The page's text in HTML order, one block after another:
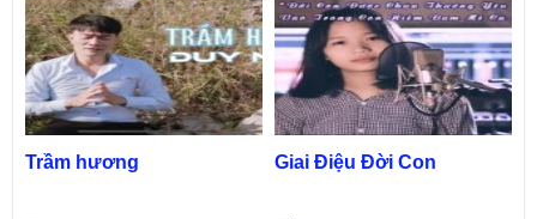
Trầm hương Giai Điệu Đời Con